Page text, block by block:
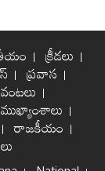
క్రీడలు
ప్రవాస
వంటలు
ముఖ్యాంశాలు
రాజకీయం